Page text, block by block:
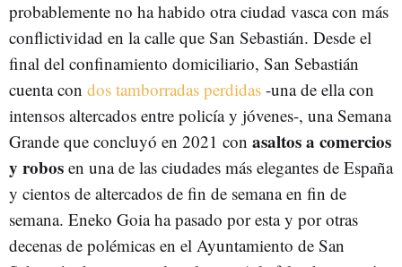
probablemente no ha habido otra ciudad vasca con más
conflictividad en la calle que San Sebastián. Desde el
final del confinamiento domiciliario, San Sebastián
cuenta con dos tamborradas perdidas -una de ella con
intensos altercados entre policía y jóvenes-, una Semana
Grande que concluyó en 2021 con asaltos a comercios
y robos en una de las ciudades más elegantes de España
y cientos de altercados de fin de semana en fin de
semana. Eneko Goia ha pasado por esta y por otras
decenas de polémicas en el Ayuntamiento de San